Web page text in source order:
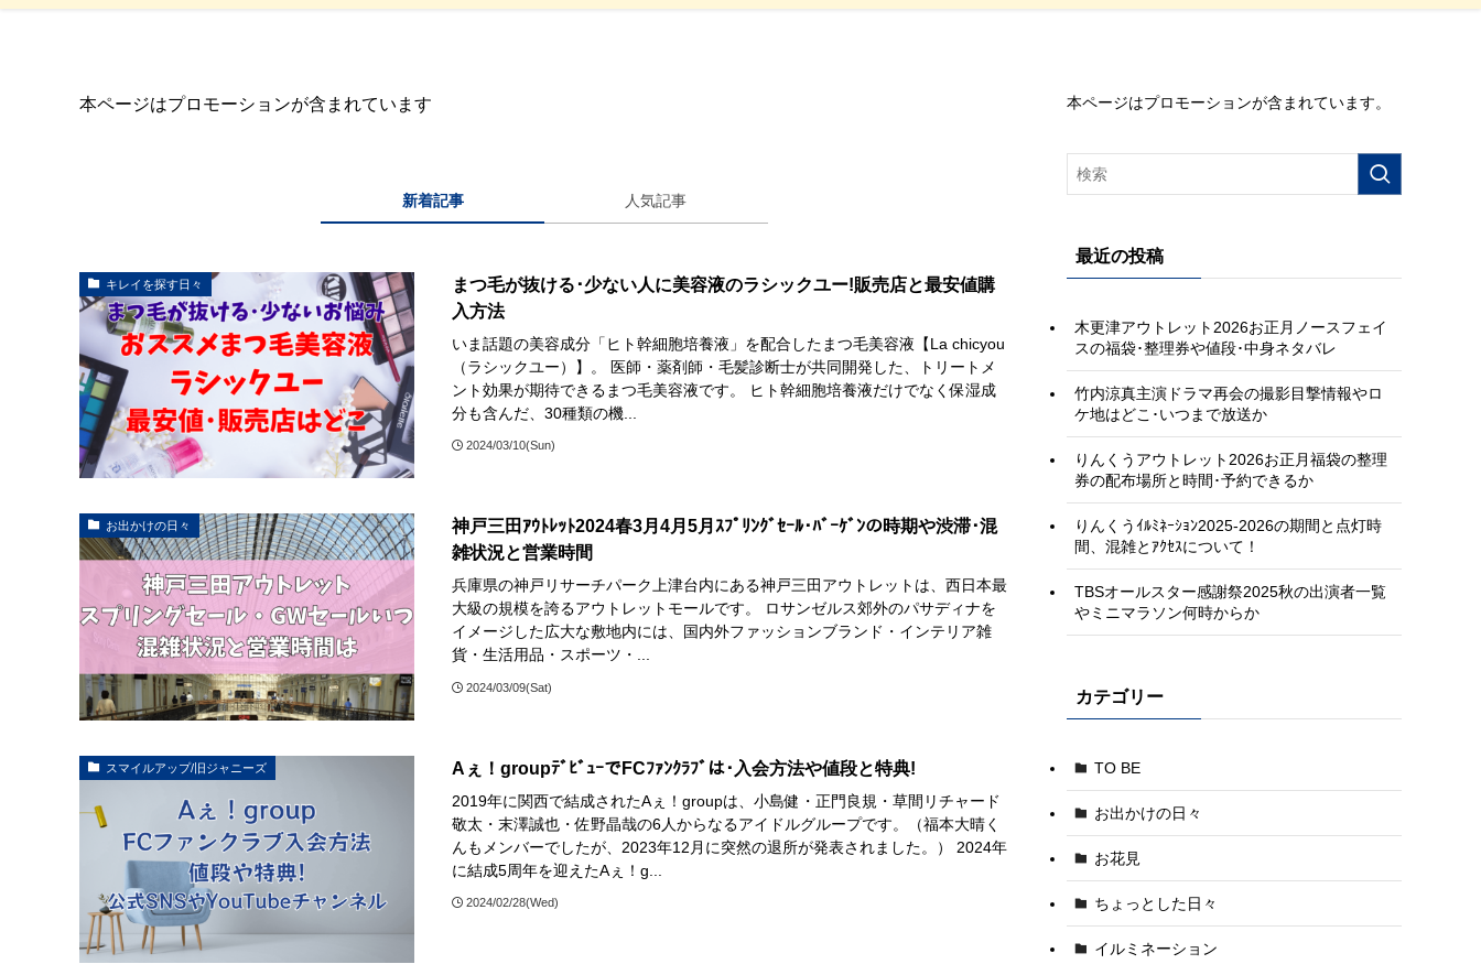
本ページはプロモーションが含まれています
新着記事 人気記事
キレイを探す日々
まつ毛が抜ける･少ない人に美容液のラシックユー!販売店と最安値購
入方法
いま話題の美容成分「ヒト幹細胞培養液」を配合したまつ毛美容液【La chicyou
（ラシックユー）】。 医師・薬剤師・毛髪診断士が共同開発した、トリートメ
ント効果が期待できるまつ毛美容液です。 ヒト幹細胞培養液だけでなく保湿成
分も含んだ、30種類の機...
2024/03/10(Sun)
お出かけの日々
神戸三田ｱｳﾄﾚｯﾄ2024春3月4月5月ｽﾌﾟﾘﾝｸﾞｾｰﾙ･ﾊﾞｰｹﾞﾝの時期や渋滞･混
雑状況と営業時間
兵庫県の神戸リサーチパーク上津台内にある神戸三田アウトレットは、西日本最
大級の規模を誇るアウトレットモールです。 ロサンゼルス郊外のパサディナを
イメージした広大な敷地内には、国内外ファッションブランド・インテリア雑
貨・生活用品・スポーツ・...
2024/03/09(Sat)
スマイルアップ/旧ジャニーズ Aぇ！groupﾃﾞﾋﾞｭｰでFCﾌｧﾝｸﾗﾌﾞは･入会方法や値段と特典!
2019年に関西で結成されたAぇ！groupは、小島健・正門良規・草間リチャード
敬太・末澤誠也・佐野晶哉の6人からなるアイドルグループです。（福本大晴く
んもメンバーでしたが、2023年12月に突然の退所が発表されました。） 2024年
に結成5周年を迎えたAぇ！g...
2024/02/28(Wed)
本ページはプロモーションが含まれています。
最近の投稿
木更津アウトレット2026お正月ノースフェイ
スの福袋･整理券や値段･中身ネタバレ
竹内涼真主演ドラマ再会の撮影目撃情報やロ
ケ地はどこ･いつまで放送か
りんくうアウトレット2026お正月福袋の整理
券の配布場所と時間･予約できるか
りんくうｲﾙﾐﾈｰｼｮﾝ2025-2026の期間と点灯時
間、混雑とｱｸｾｽについて！
TBSオールスター感謝祭2025秋の出演者一覧
やミニマラソン何時からか
カテゴリー
TO BE
お出かけの日々
お花見
ちょっとした日々
イルミネーション